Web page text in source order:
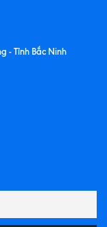
- Tỉnh Bắc Ninh